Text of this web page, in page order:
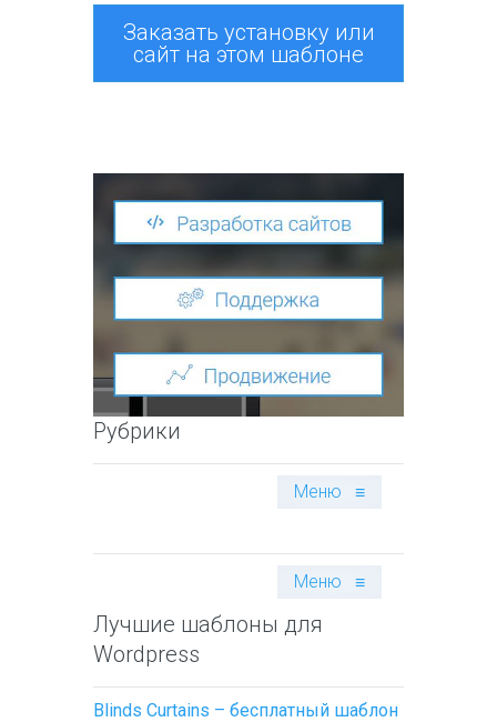
Заказать установку или
сайт на этом шаблоне
Рубрики
Меню ≡
Меню ≡
Лучшие шаблоны для
Wordpress
Blinds Curtains – бесплатный шаблон